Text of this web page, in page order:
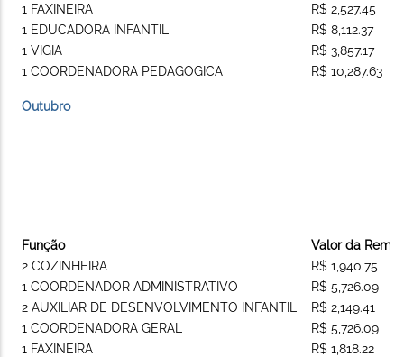
1 FAXINEIRA
1 EDUCADORA INFANTIL
1 VIGIA
1 COORDENADORA PEDAGOGICA
R$ 2,527.45
R$ 8,112.37
R$ 3,857.17
R$ 10,287.63
Outubro
Função
2 COZINHEIRA
1 COORDENADOR ADMINISTRATIVO
2 AUXILIAR DE DESENVOLVIMENTO INFANTIL
1 COORDENADORA GERAL
1 FAXINEIRA
Valor da
R$ 1,940.75
R$ 5,726.09
R$ 2,149.41
R$ 5,726.09
R$ 1,818.22